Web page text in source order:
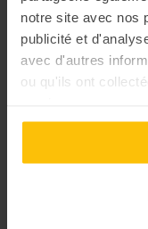
notre site avec nos
publicité et
avec d'autres
ou qu'ils ont
Pour les adeptes de
Coup de coeur